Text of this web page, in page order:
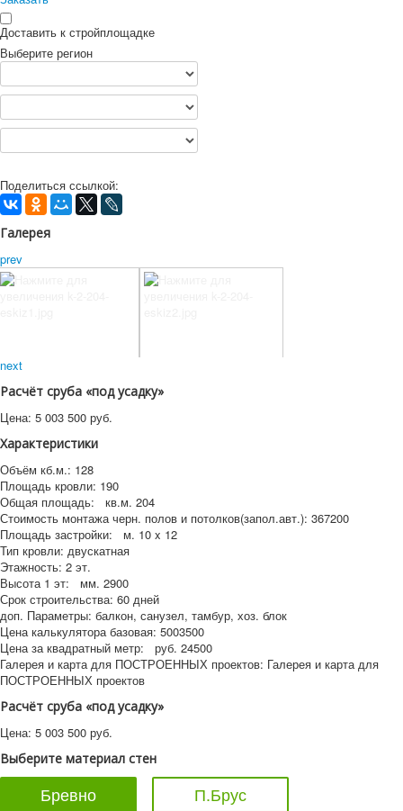
Доставить к стройплощадке
Выберите регион
Поделиться ссылкой:
Галерея
prev
next
Расчёт сруба «под усадку»
Цена: 5 003 500 руб.
Характеристики
Объём кб.м.: 128
Площадь кровли: 190
Общая площадь:
кв.м. 204
Стоимость монтажа черн. полов и потолков(запол.авт.): 367200
Площадь застройки:
м. 10 x 12
Тип кровли: двускатная
Этажность: 2 эт.
Высота 1 эт:
мм. 2900
Срок строительства: 60 дней
доп. Параметры: балкон, санузел, тамбур, хоз. блок
Цена калькулятора базовая: 5003500
Цена за квадратный метр:
руб. 24500
Галерея и карта для ПОСТРОЕННЫХ проектов: Галерея и карта для
ПОСТРОЕННЫХ проектов
Расчёт сруба «под усадку»
Цена: 5 003 500 руб.
Выберите материал стен
Бревно
П.Брус